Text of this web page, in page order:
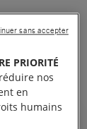
20 000
PRIORITÉ
nos
en
humains
sans accepter